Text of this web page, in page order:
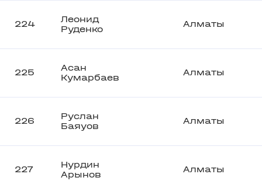
224
Леонид
Руденко
Алматы
225
Асан
Кумарбаев
Алматы
226
Руслан
Баяуов
Алматы
227
Нурдин
Арынов
Алматы